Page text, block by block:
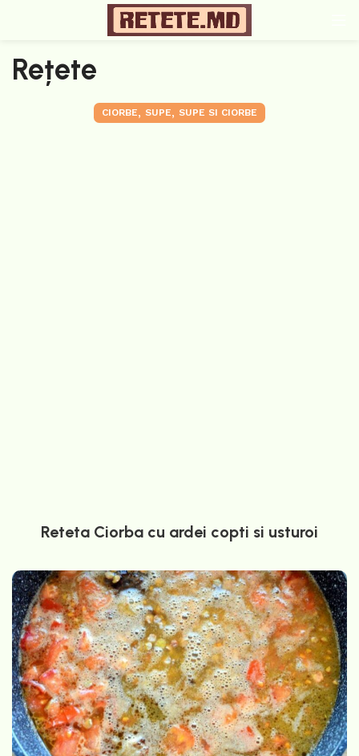
Rețete
CIORBE, SUPE, SUPE SI CIORBE
Reteta Ciorba cu ardei copti si usturoi